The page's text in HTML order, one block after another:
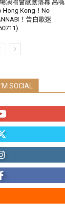
演唱會感動落幕 高喊
Hong Kong！No
！告白歌迷
I'M SOCIAL